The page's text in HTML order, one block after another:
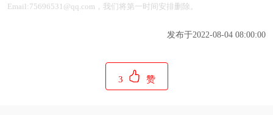
Email:75696531@qq.com，我们将第一时间安排删除。
发布于2022-08-04 08:00:00
3 赞